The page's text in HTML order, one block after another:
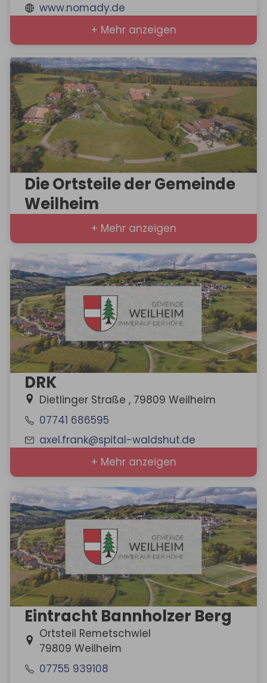
www.nomady.de
+ Mehr anzeigen
Die Ortsteile der Gemeinde
Weilheim
+ Mehr anzeigen
DRK
Dietlinger Straße , 79809 Weilheim
07741 686595
axel.frank@spital-waldshut.de
+ Mehr anzeigen
Eintracht Bannholzer Berg
Ortsteil Remetschwiel
79809 Weilheim
07755 939108